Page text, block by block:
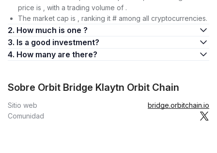
price is , with a trading volume of .
The market cap is , ranking it # among all cryptocurrencies.
2. How much is one ?
3. Is a good investment?
4. How many are there?
Sobre Orbit Bridge Klaytn Orbit Chain
Sitio web
bridge.orbitchain.io
Comunidad